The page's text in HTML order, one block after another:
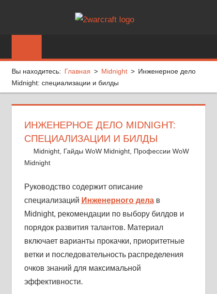
содержимому
Гайды,
Новости,
Аддоны
Вы находитесь: Главная Midnight
Инженерное дело
Midnight: специализации и билды
ИНЖЕНЕРНОЕ ДЕЛО MIDNIGHT:
СПЕЦИАЛИЗАЦИИ И БИЛДЫ
27 июня, 2026
Ser
Midnight Гайды WoW Midnight Профессии WoW
Midnight
Руководство содержит описание
специализаций Инженерного делав
Midnight, рекомендации по выбору билдов и
порядок развития талантов. Материал
включает варианты прокачки, приоритетные
ветки и последовательность распределения
очков знаний для максимальной
эффективности.